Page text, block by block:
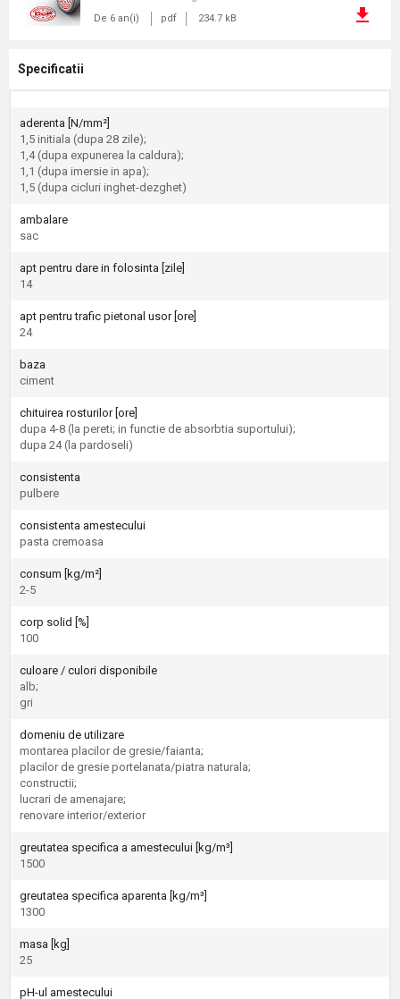
De 6 an(i) pdf 234.7 kB
Specificatii
aderenta [N/mm²]
1,5 initiala (dupa 28 zile);
1,4 (dupa expunerea la caldura);
1,1 (dupa imersie in apa);
1,5 (dupa cicluri inghet-dezghet)
ambalare
sac
apt pentru dare in folosinta [zile]
14
apt pentru trafic pietonal usor [ore]
24
baza
ciment
chituirea rosturilor [ore]
dupa 4-8 (la pereti; in functie de absorbtia suportului);
dupa 24 (la pardoseli)
consistenta
pulbere
consistenta amestecului
pasta cremoasa
consum [kg/m²]
2-5
corp solid [%]
100
culoare / culori disponibile
alb;
gri
domeniu de utilizare
montarea placilor de gresie/faianta;
placilor de gresie portelanata/piatra naturala;
constructii;
lucrari de amenajare;
renovare interior/exterior
greutatea specifica a amestecului [kg/m³]
1500
greutatea specifica aparenta [kg/m³]
1300
masa [kg]
25
pH-ul amestecului